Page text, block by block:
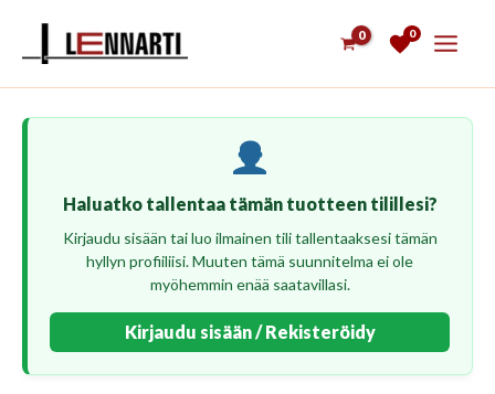
0
Haluatko tallentaa tämän tuotteen tilillesi?
Kirjaudu sisään tai luo ilmainen tili tallentaaksesi tämän
hyllyn profiiliisi. Muuten tämä suunnitelma ei ole
myöhemmin enää saatavillasi.
Kirjaudu sisään / Rekisteröidy